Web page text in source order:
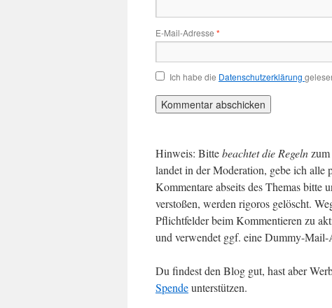
E-Mail-Adresse *
Ich habe die Datenschutzerklärung
Hinweis: Bittebeachtet die Regelnzum
landet in der Moderation, gebe ich alle
Kommentare abseits des Themas bitte
verstoßen, werden rigoros gelöscht.
Pflichtfelder beim Kommentieren zu
und verwendet ggf. eine Dummy-
Du findest den Blog gut, hast aber
Spendeunterstützen.